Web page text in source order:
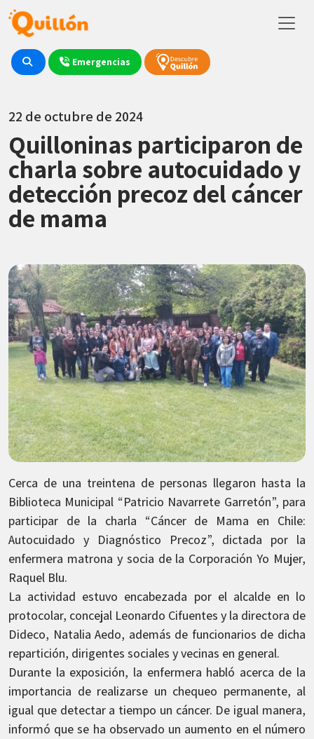
Emergencias
22 de octubre de 2024
Quilloninas participaron de
charla sobre autocuidado y
detección precoz del cáncer
de mama
Cerca de una treintena de personas llegaron hasta la
Biblioteca Municipal “Patricio Navarrete Garretón”, para
participar de la charla “Cáncer de Mama en Chile:
Autocuidado y Diagnóstico Precoz”, dictada por la
enfermera matrona y socia de la Corporación Yo Mujer,
Raquel Blu.
La actividad estuvo encabezada por el alcalde en lo
protocolar, concejal Leonardo Cifuentes y la directora de
Dideco, Natalia Aedo, además de funcionarios de dicha
repartición, dirigentes sociales y vecinas en general.
Durante la exposición, la enfermera habló acerca de la
importancia de realizarse un chequeo permanente, al
igual que detectar a tiempo un cáncer. De igual manera,
informó que se ha observado un aumento en el número